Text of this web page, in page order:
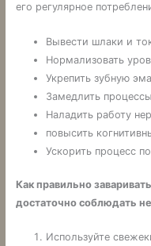
его регулярное
Вывести шлаки и
Нормализовать
Укрепить зубную
Замедлить
Наладить работу
повысить
Ускорить процесс
Как правильно
достаточно соблюдать
Используйте